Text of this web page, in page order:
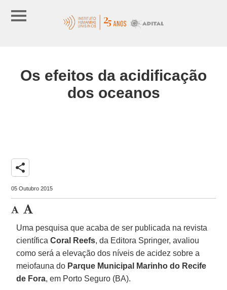
Os efeitos da acidificação
dos oceanos
share
05 Outubro 2015
Uma pesquisa que acaba de ser publicada na revista
científicaCoral Reefs, da Editora Springer, avaliou
como será a elevação dos níveis de acidez sobre a
meiofauna do Parque Municipal Marinho do Recife
de Fora, em Porto Seguro (BA).